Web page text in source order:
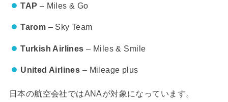
TAP – Miles & Go
Tarom – Sky Team
Turkish Airlines – Miles & Smile
United Airlines – Mileage plus
日本の航空会社ではANAが対象になっています。